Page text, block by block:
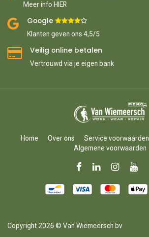
Meer info HIER
Google ​
Klanten geven ons 4,5/5
Veilig online betalen
Vertrouwd via je eigen bank
Home Over ons Service voorwaarden
Algemene voorwaarden
Copyright 2026 © Van Wiemeersch bv